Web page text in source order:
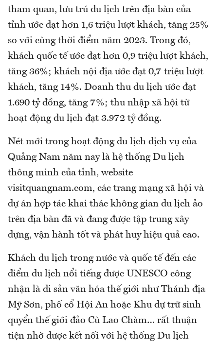
tham quan, lưu trú du lịch trên địa bàn của
tỉnh ước đạt hơn 1,6 triệu lượt khách, tăng 25%
so với cùng thời điểm năm 2023. Trong đó,
khách quốc tế ước đạt hơn 0,9 triệu lượt khách,
tăng 36%; khách nội địa ước đạt 0,7 triệu lượt
khách, tăng 14%. Doanh thu du lịch ước đạt
1.690 tỷ đồng, tăng 7%; thu nhập xã hội từ
hoạt động du lịch đạt 3.972 tỷ đồng.
Nét mới trong hoạt động du lịch dịch vụ của
Quảng Nam năm nay là hệ thống Du lịch
thông minh của tỉnh, website
visitquangnam.com, các trang mạng xã hội và
dự án hợp tác khai thác không gian du lịch ảo
trên địa bàn đã và đang được tập trung xây
dựng, vận hành tốt và phát huy hiệu quả cao.
Khách du lịch trong nước và quốc tế đến các
điểm du lịch nổi tiếng được UNESCO công
nhận là di sản văn hóa thế giới như Thánh địa
Mỹ Sơn, phố cổ Hội An hoặc Khu dự trữ sinh
quyển thế giới đảo Cù Lao Chàm… rất thuận
tiện nhờ được kết nối với hệ thống Du lịch